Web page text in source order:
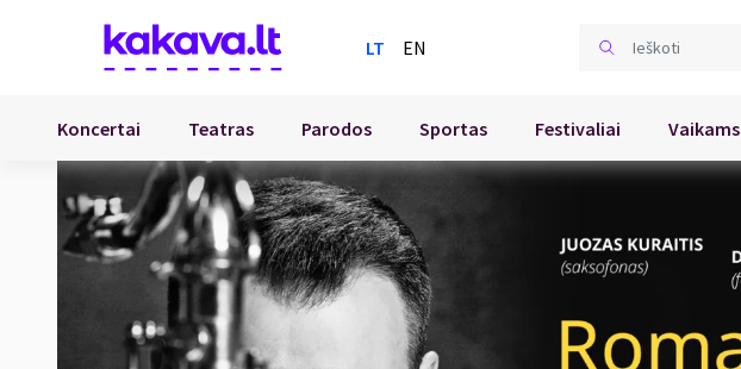
LT EN
Koncertai Teatras Parodos Sportas Festivaliai Vaikams